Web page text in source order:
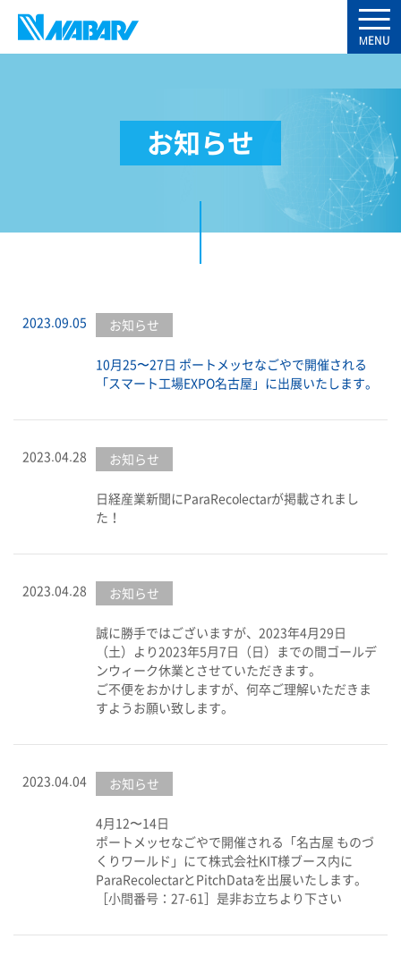
お知らせ
2023.09.05 お知らせ
10月25〜27日 ポートメッセなごやで開催される
「スマート工場EXPO名古屋」に出展いたします。
2023.04.28 お知らせ
日経産業新聞にParaRecolectarが掲載されまし
た！
2023.04.28 お知らせ
誠に勝手ではございますが、2023年4月29日
（土）より2023年5月7日（日）までの間ゴールデ
ンウィーク休業とさせていただきます。
ご不便をおかけしますが、何卒ご理解いただきま
すようお願い致します。
2023.04.04 お知らせ
4月12〜14日
ポートメッセなごやで開催される「名古屋 ものづ
くりワールド」にて株式会社KIT様ブース内に
ParaRecolectarとPitchDataを出展いたします。
［小間番号：27-61］是非お立ちより下さい